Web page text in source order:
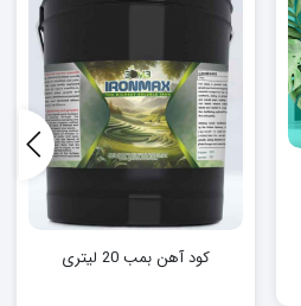
کود آهن بمب 20 لیتری